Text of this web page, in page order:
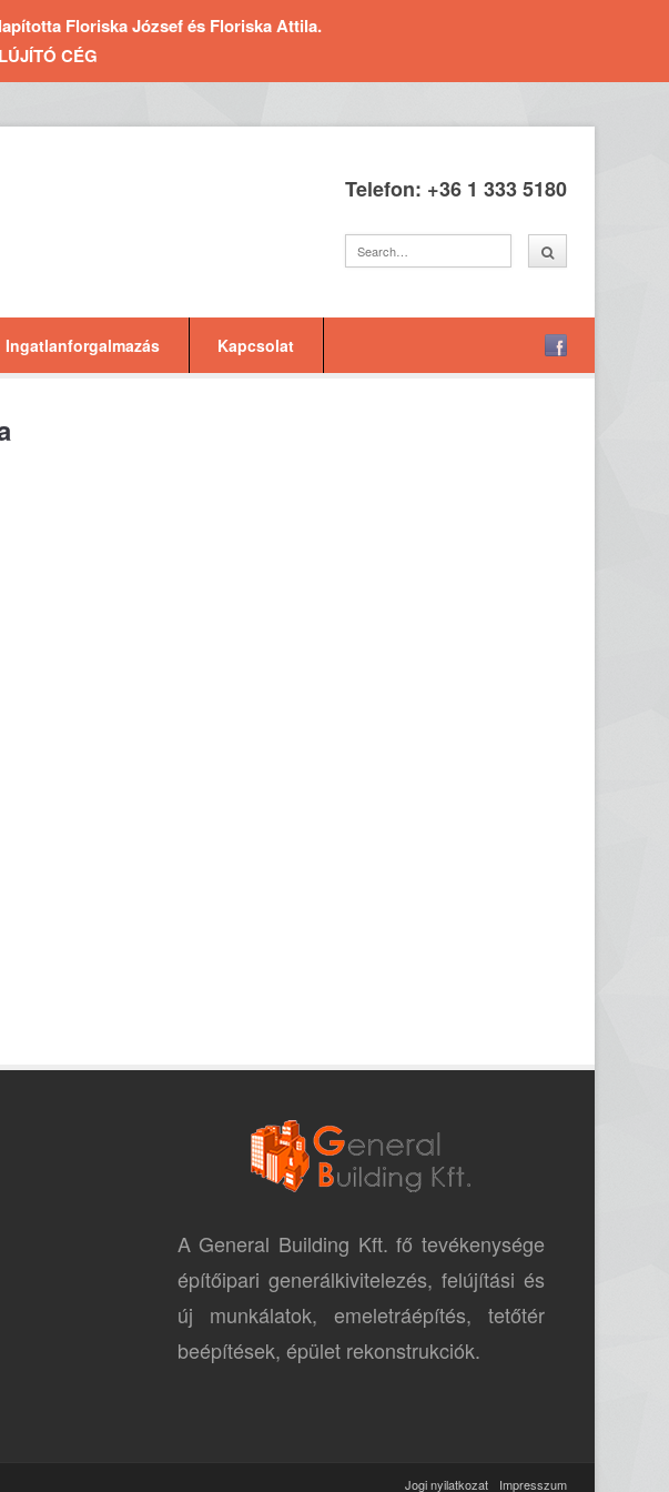
Floriska József és Floriska Attila.
CÉG
Telefon: +36 1 333 5180
Ingatlanforgalmazás Kapcsolat
A General Building Kft. fő tevékenysége
építőipari generálkivitelezés, felújítási és
új munkálatok, emeletráépítés, tetőtér
beépítések, épület rekonstrukciók.
Jogi nyilatkozat Impresszum